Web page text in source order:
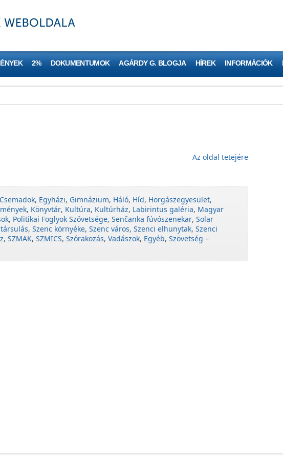
2% DOKUMENTUMOK AGÁRDY G. BLOGJA HÍREK INFORMÁCIÓK
Az oldal tetejére
Csemadok, Egyházi, Gimnázium, Háló, Híd, Horgászegyesület,
, Könyvtár, Kultúra, Kultúrház, Labirintus galéria, Magyar
, Politikai Foglyok Szövetsége, Senčanka fúvószenekar, Solar
, Szenc környéke, Szenc város, Szenci elhunytak, Szenci
, SZMAK, SZMICS, Szórakozás, Vadászok, Egyéb, Szövetség –